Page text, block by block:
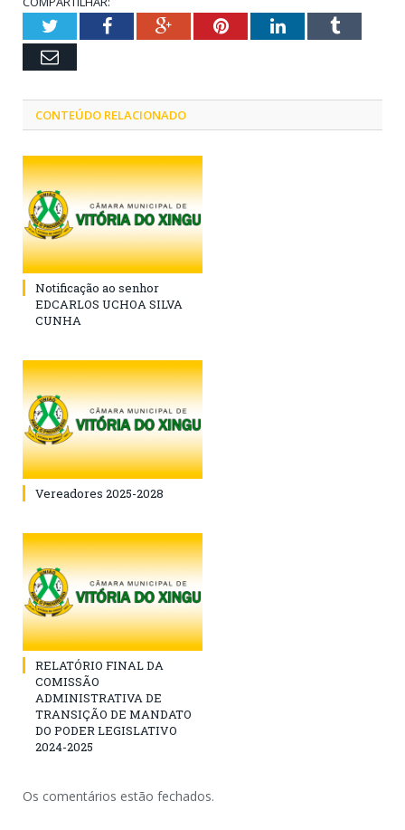
TwitterFacebookGoogle+PinterestLinkedInTumblr
Email
CONTEÚDO RELACIONADO
Notificação ao senhor
EDCARLOS UCHOA SILVA
CUNHA
Vereadores 2025-2028
RELATÓRIO FINAL DA
COMISSÃO
ADMINISTRATIVA DE
TRANSIÇÃO DE MANDATO
DO PODER LEGISLATIVO
2024-2025
Os comentários estão fechados.